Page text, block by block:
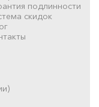
подлинности
скидок